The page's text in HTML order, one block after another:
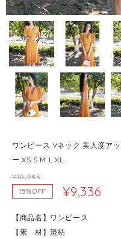
ワンピース Vネック 美人度ア
ー XS S M L XL
¥10,983
15%OFF
¥9,336
【商品名】ワンピース
【素 材】混紡